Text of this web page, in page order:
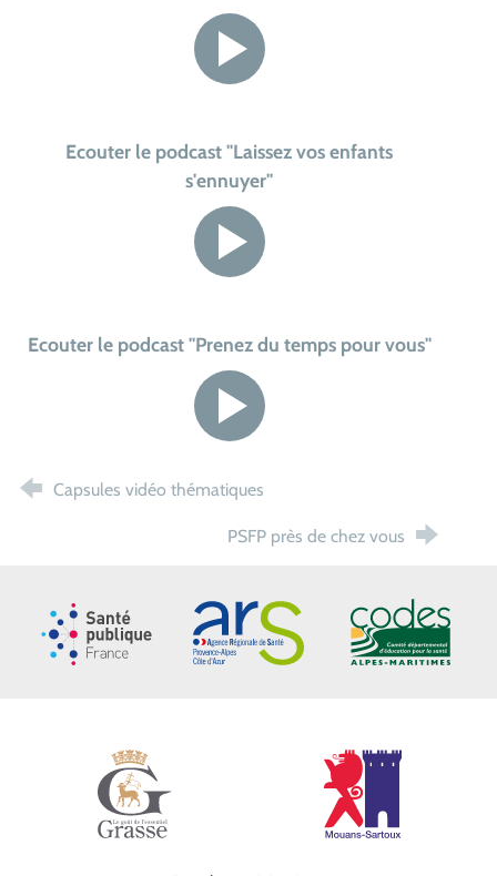
Ecouter le podcast "Laissez vos enfants
s'ennuyer"
Ecouter le podcast "Prenez du temps pour vous"
Capsules vidéo thématiques
PSFP près de chez vous
Santé publique FranceARS Paca CoDES 06
Ville de Grasse Ville de